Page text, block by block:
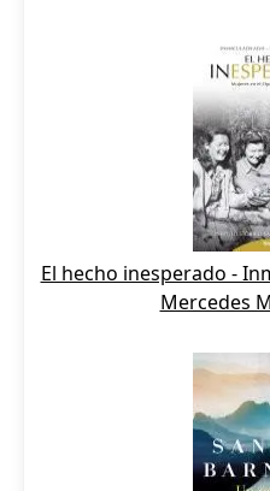
El hecho inesperado -
Mercedes